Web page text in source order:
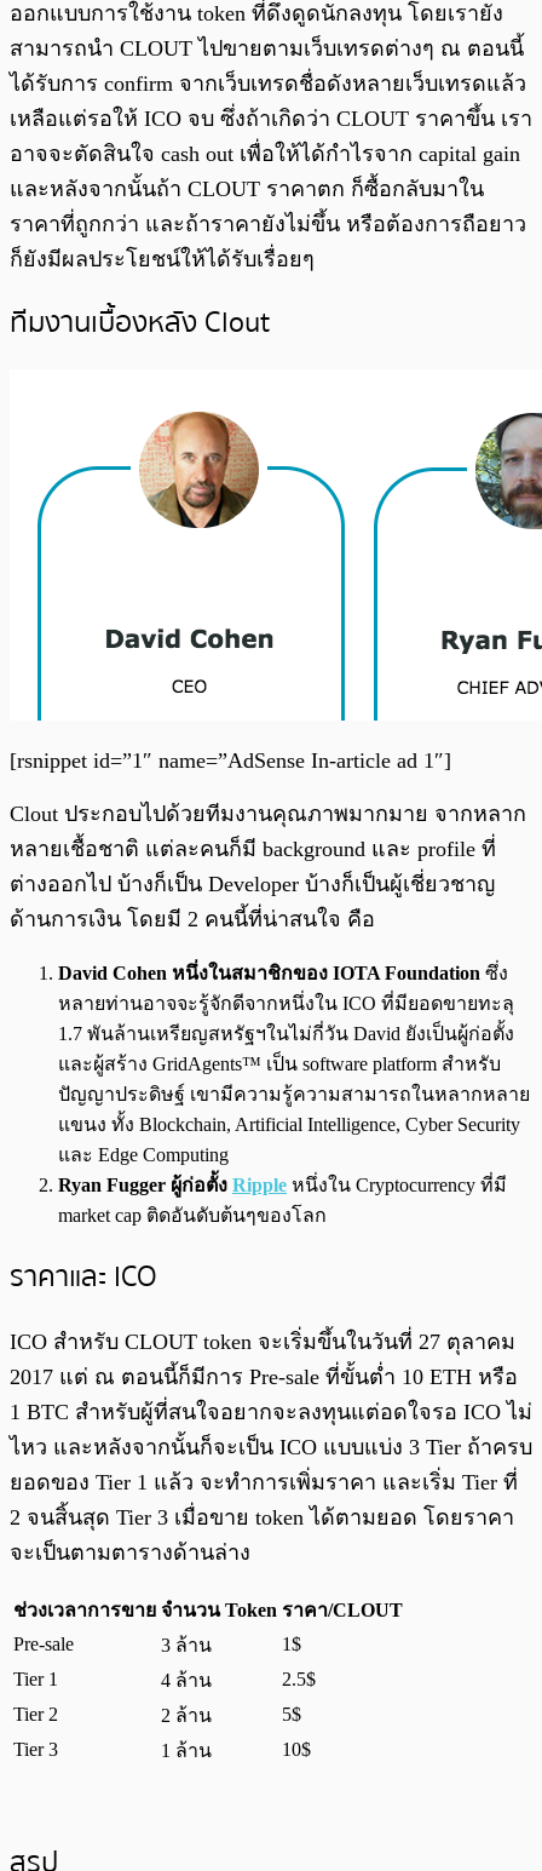
ออกแบบการใช้งาน token ที่ดึงดูดนักลงทุน โดยเรายัง
สามารถนำ CLOUT ไปขายตามเว็บเทรดต่างๆ ณ ตอนนี้
ได้รับการ confirm จากเว็บเทรดชื่อดังหลายเว็บเทรดแล้ว
เหลือแต่รอให้ ICO จบ ซึ่งถ้าเกิดว่า CLOUT ราคาขึ้น เรา
อาจจะตัดสินใจ cash out เพื่อให้ได้กำไรจาก capital gain
และหลังจากนั้นถ้า CLOUT ราคาตก ก็ซื้อกลับมาใน
ราคาที่ถูกกว่า และถ้าราคายังไม่ขึ้น หรือต้องการถือยาว
ก็ยังมีผลประโยชน์ให้ได้รับเรื่อยๆ
ทีมงานเบื้องหลัง Clout
[rsnippet id=”1″ name=”AdSense In-article ad 1″]
Clout ประกอบไปด้วยทีมงานคุณภาพมากมาย จากหลาก
หลายเชื้อชาติ แต่ละคนก็มี background และ profile ที่
ต่างออกไป บ้างก็เป็น Developer บ้างก็เป็นผู้เชี่ยวชาญ
ด้านการเงิน โดยมี 2 คนนี้ที่น่าสนใจ คือ
David Cohen หนึ่งในสมาชิกของ IOTA Foundation ซึ่ง
หลายท่านอาจจะรู้จักดีจากหนึ่งใน ICO ที่มียอดขายทะลุ
1.7 พันล้านเหรียญสหรัฐฯในไม่กี่วัน David ยังเป็นผู้ก่อตั้ง
และผู้สร้าง GridAgents™ เป็น software platform สำหรับ
ปัญญาประดิษฐ์ เขามีความรู้ความสามารถในหลากหลาย
แขนง ทั้ง Blockchain, Artificial Intelligence, Cyber Security
และ Edge Computing
Ryan Fugger ผู้ก่อตั้ง Ripple หนึ่งใน Cryptocurrency ที่มี
market cap ติดอันดับต้นๆของโลก
ราคาและ ICO
ICO สำหรับ CLOUT token จะเริ่มขึ้นในวันที่ 27 ตุลาคม
2017 แต่ ณ ตอนนี้ก็มีการ Pre-sale ที่ขั้นต่ำ 10 ETH หรือ
1 BTC สำหรับผู้ที่สนใจอยากจะลงทุนแต่อดใจรอ ICO ไม่
ไหว และหลังจากนั้นก็จะเป็น ICO แบบแบ่ง 3 Tier ถ้าครบ
ยอดของ Tier 1 แล้ว จะทำการเพิ่มราคา และเริ่ม Tier ที่
2 จนสิ้นสุด Tier 3 เมื่อขาย token ได้ตามยอด โดยราคา
จะเป็นตามตารางด้านล่าง
ช่วงเวลาการขาย จำนวน Token ราคา/CLOUT
Pre-sale
3 ล้าน
1$
Tier 1
4 ล้าน
2.5$
Tier 2
2 ล้าน
5$
Tier 3
1 ล้าน 10$